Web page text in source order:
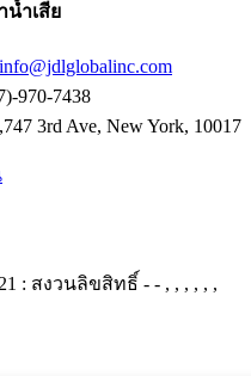
ำเสีย
info@jdlglobalinc.com
970-7438
3rd Ave, New York, 10017
: สงวนลิขสิทธิ์ - - , , , , , ,